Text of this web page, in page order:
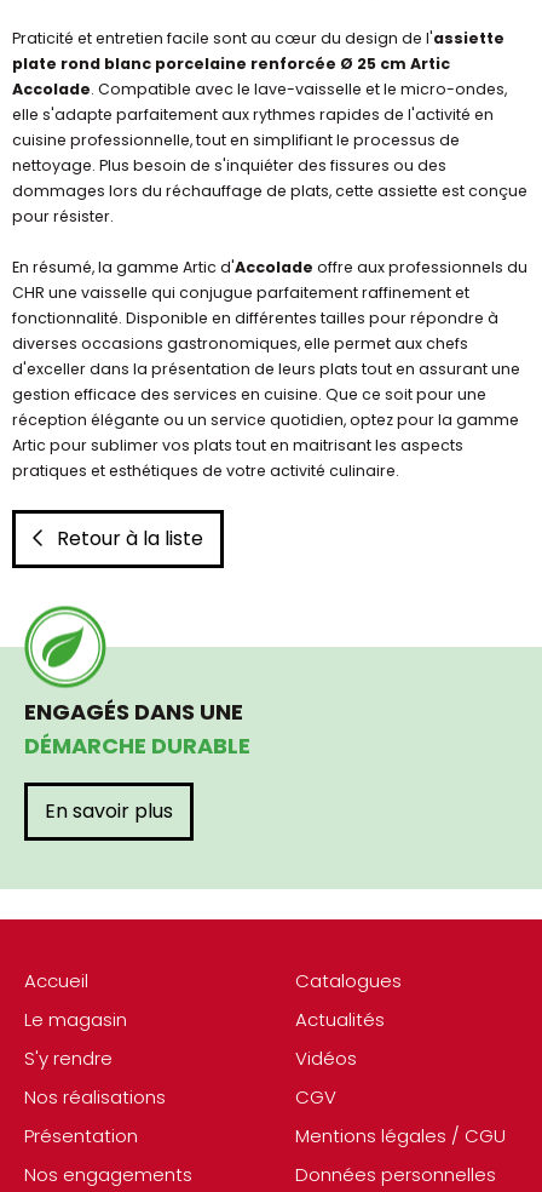
Praticité et entretien facile sont au cœur du design de l'assiette
plate rond blanc porcelaine renforcée Ø 25 cm Artic
Accolade. Compatible avec le lave-vaisselle et le micro-ondes,
elle s'adapte parfaitement aux rythmes rapides de l'activité en
cuisine professionnelle, tout en simplifiant le processus de
nettoyage. Plus besoin de s'inquiéter des fissures ou des
dommages lors du réchauffage de plats, cette assiette est conçue
pour résister.
En résumé, la gamme Artic d'Accolade offre aux professionnels du
CHR une vaisselle qui conjugue parfaitement raffinement et
fonctionnalité. Disponible en différentes tailles pour répondre à
diverses occasions gastronomiques, elle permet aux chefs
d'exceller dans la présentation de leurs plats tout en assurant une
gestion efficace des services en cuisine. Que ce soit pour une
réception élégante ou un service quotidien, optez pour la gamme
Artic pour sublimer vos plats tout en maitrisant les aspects
pratiques et esthétiques de votre activité culinaire.
Retour à la liste
Accueil
Le magasin
S'y rendre
Nos réalisations
Présentation
Nos engagements
Catalogues
Actualités
Vidéos
CGV
Mentions légales / CGU
Données personnelles
ENGAGÉS DANS UNE
DÉMARCHE DURABLE
En savoir plus